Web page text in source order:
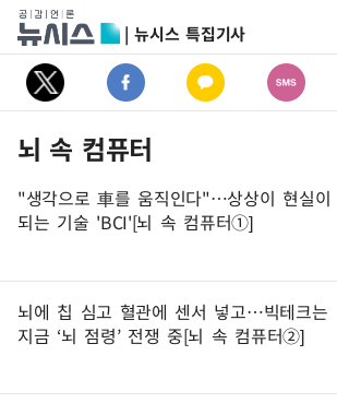
| 뉴시스 특집기사
뇌 속 컴퓨터
"생각으로 車를 움직인다"…상상이 현실이
되는 기술 'BCI'[뇌 속 컴퓨터①]
뇌에 칩 심고 혈관에 센서 넣고…빅테크는
지금 ‘뇌 점령’ 전쟁 중[뇌 속 컴퓨터②]